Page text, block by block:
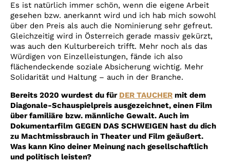
Es ist natürlich immer schön, wenn die eigene Arbeit
gesehen bzw. anerkannt wird und ich hab mich sowohl
über den Preis als auch die Nominierung sehr gefreut.
Gleichzeitig wird in Österreich gerade massiv gekürzt,
was auch den Kulturbereich trifft. Mehr noch als das
Würdigen von Einzelleistungen, fände ich also
flächendeckende soziale Absicherung wichtig. Mehr
Solidarität und Haltung – auch in der Branche.
Bereits 2020 wurdest du für DER TAUCHER mit dem
Diagonale-Schauspielpreis ausgezeichnet, einen Film
über familiäre bzw. männliche Gewalt. Auch im
Dokumentarfilm GEGEN DAS SCHWEIGEN hast du dich
zu Machtmissbrauch in Theater und Film geäußert.
Was kann Kino deiner Meinung nach gesellschaftlich
und politisch leisten?